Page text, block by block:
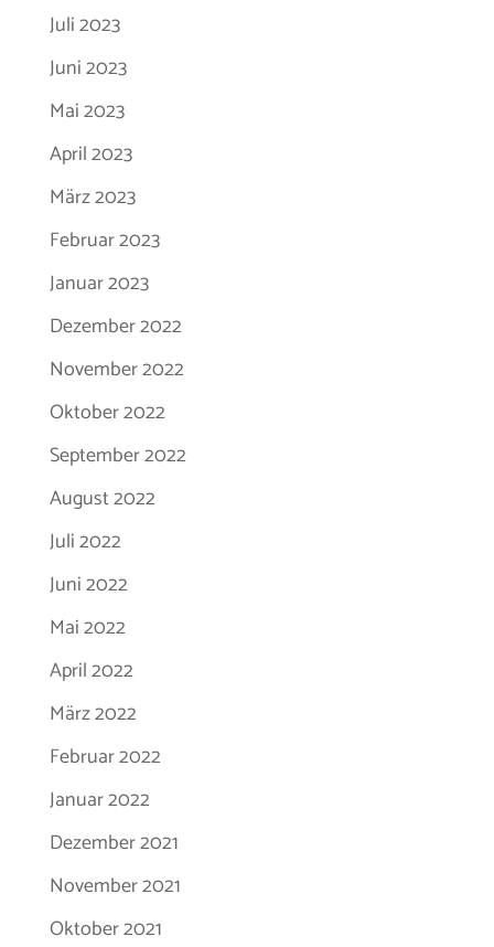
Juli 2023
Juni 2023
Mai 2023
April 2023
März 2023
Februar 2023
Januar 2023
Dezember 2022
November 2022
Oktober 2022
September 2022
August 2022
Juli 2022
Juni 2022
Mai 2022
April 2022
März 2022
Februar 2022
Januar 2022
Dezember 2021
November 2021
Oktober 2021